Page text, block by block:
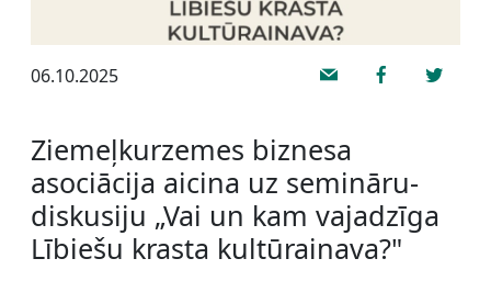
06.10.2025
Ziemeļkurzemes biznesa
asociācija aicina uz semināru-
diskusiju „Vai un kam vajadzīga
Lībiešu krasta kultūrainava?"